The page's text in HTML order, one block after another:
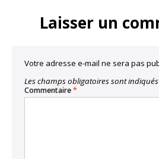
Laisser un
Votre adresse e-mail ne sera pas
Les champs obligatoires sont
Commentaire*